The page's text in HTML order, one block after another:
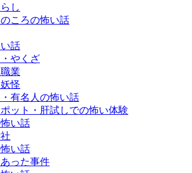
し
ころの怖い話
話
やくざ
業
怪
有名人の怖い話
ット・肝試しでの怖い体験
い話
い話
った事件